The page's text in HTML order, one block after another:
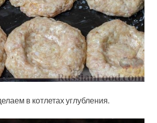
в котлетах углубления.